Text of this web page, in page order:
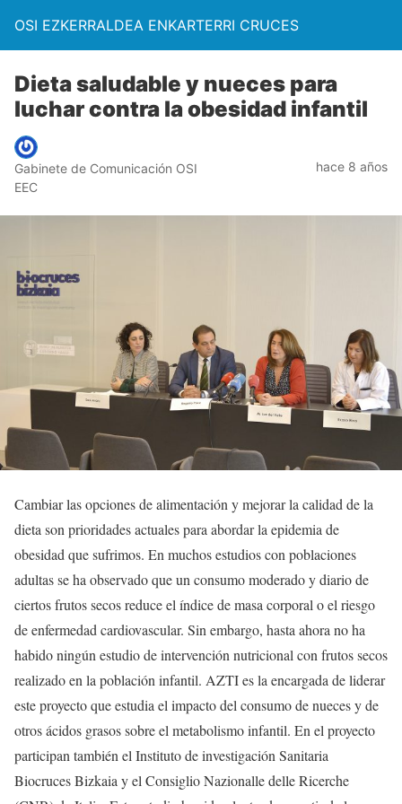
OSI EZKERRALDEA ENKARTERRI CRUCES
Dieta saludable y nueces para
luchar contra la obesidad infantil
Gabinete de Comunicación OSI
EEC
hace 8 años
Cambiar las opciones de alimentación y mejorar la calidad de la
dieta son prioridades actuales para abordar la epidemia de
obesidad que sufrimos. En muchos estudios con poblaciones
adultas se ha observado que un consumo moderado y diario de
ciertos frutos secos reduce el índice de masa corporal o el riesgo
de enfermedad cardiovascular. Sin embargo, hasta ahora no ha
habido ningún estudio de intervención nutricional con frutos secos
realizado en la población infantil. AZTI es la encargada de liderar
este proyecto que estudia el impacto del consumo de nueces y de
otros ácidos grasos sobre el metabolismo infantil. En el proyecto
participan también el Instituto de investigación Sanitaria
Biocruces Bizkaia y el Consiglio Nazionalle delle Ricerche